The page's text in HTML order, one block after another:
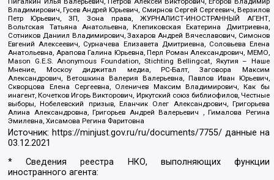
Владимирович, Гусев Андрей Юрьевич, Смирнов Сергей Сергеевич, Верзилов
Петр Юрьевич, ЗП, Зона права, ЖУРНАЛИСТ-ИНОСТРАННЫЙ АГЕНТ,
Вольтская Татьяна Анатольевна, Клепиковская Екатерина Дмитриевна,
Сотников Даниил Владимирович, Захаров Андрей Вячеславович, Симонов
Евгений Алексеевич, Сурначева Елизавета Дмитриевна, Соловьева Елена
Анатольевна, Арапова Галина Юрьевна, Перл Роман Александрович, МЕМО,
Mason G.E.S. Anonymous Foundation, Stichting Bellingcat, Якутия – Наше
Мнение, Москоу диджитал медиа, РС-Балт, Заговора Максим
Александрович, Ветошкина Валерия Валерьевна, Павлов Иван Юрьевич,
Скворцова Елена Сергеевна, Оленичев Максим Владимирович, Как бы
инагент, Кочетков Игорь Викторович, Иркутский союз библиофилов, Честные
выборы, Нобелевский призыв, Еланчик Олег Александрович, Григорьева
Алина Александровна, Григорьев Андрей Валерьевич , Гималова Регина
Эмилевна, Хисамова Регина Фаритовна
Источник: https://minjust.gov.ru/ru/documents/7755/ данные на
03.12.2021
* Сведения реестра НКО, выполняющих функции
иностранного агента: